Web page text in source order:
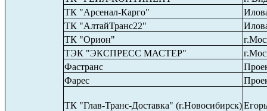
ТК "Арсенал-Карго"
ТК "АлтайТранс22"
ТК "Орион"
ТЭК "ЭКСПРЕСС МАСТЕР"
Фастранс
Фарес
ТК "Глав-Транс-Доставка" (г.Новосибирск)